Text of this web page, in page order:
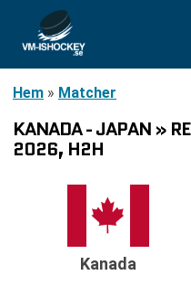
Hem » Matcher
KANADA - JAPAN »
2026, H2H
Kanada